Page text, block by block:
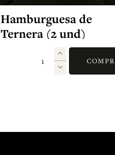
Hamburguesa de
Ternera (2 und)